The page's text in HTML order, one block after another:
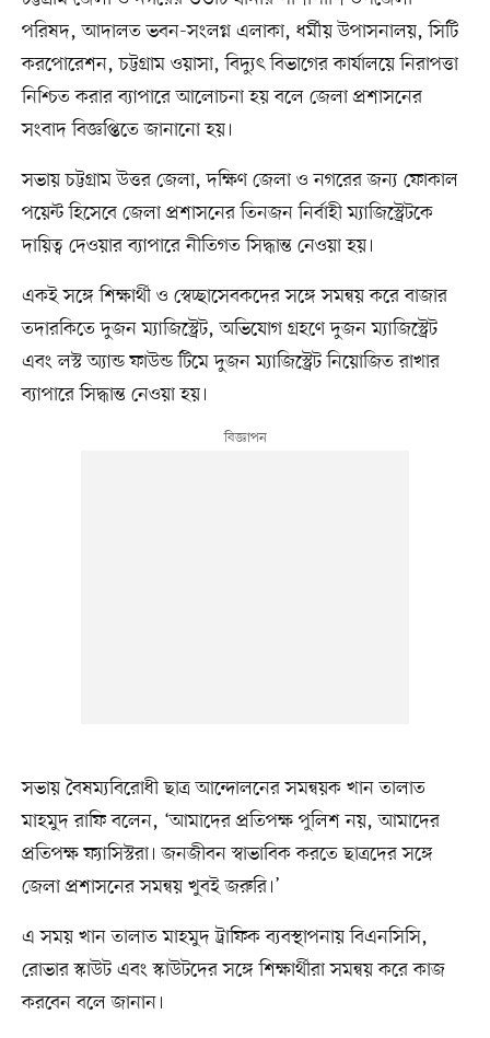
পরিষদ, আদালত ভবন-সংলগ্ন এলাকা, ধর্মীয় উপাসনালয়, সিটি
করপোরেশন, চট্টগ্রাম ওয়াসা, বিদ্যুৎ বিভাগের কার্যালয়ে নিরাপত্তা
নিশ্চিত করার ব্যাপারে আলোচনা হয় বলে জেলা প্রশাসনের
সংবাদ বিজ্ঞপ্তিতে জানানো হয়।
সভায় চট্টগ্রাম উত্তর জেলা, দক্ষিণ জেলা ও নগরের জন্য ফোকাল
পয়েন্ট হিসেবে জেলা প্রশাসনের তিনজন নির্বাহী ম্যাজিস্ট্রেটকে
দায়িত্ব দেওয়ার ব্যাপারে নীতিগত সিদ্ধান্ত নেওয়া হয়।
একই সঙ্গে শিক্ষার্থী ও স্বেচ্ছাসেবকদের সঙ্গে সমন্বয় করে বাজার
তদারকিতে দুজন ম্যাজিস্ট্রেট, অভিযোগ গ্রহণে দুজন ম্যাজিস্ট্রেট
এবং লস্ট অ্যান্ড ফাউন্ড টিমে দুজন ম্যাজিস্ট্রেট নিয়োজিত রাখার
ব্যাপারে সিদ্ধান্ত নেওয়া হয়।
সভায় বৈষম্যবিরোধী ছাত্র আন্দোলনের সমন্বয়ক খান তালাত
মাহমুদ রাফি বলেন, ‘আমাদের প্রতিপক্ষ পুলিশ নয়, আমাদের
প্রতিপক্ষ ফ্যাসিস্টরা। জনজীবন স্বাভাবিক করতে ছাত্রদের সঙ্গে
জেলা প্রশাসনের সমন্বয় খুবই জরুরি।’
এ সময় খান তালাত মাহমুদ ট্রাফিক ব্যবস্থাপনায় বিএনসিসি,
রোভার স্কাউট এবং স্কাউটদের সঙ্গে শিক্ষার্থীরা সমন্বয় করে কাজ
করবেন বলে জানান।